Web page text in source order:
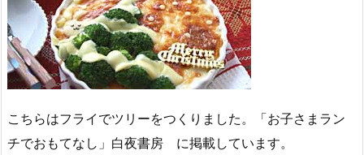
こちらはフライでツリーをつくりました。「お子さまラン
チでおもてなし」白夜書房 に掲載しています。